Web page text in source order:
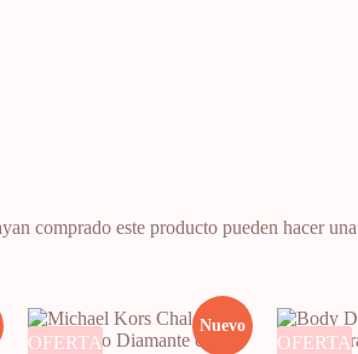
comprado este producto pueden hacer
OFERTA
Nuevo
OFERTA